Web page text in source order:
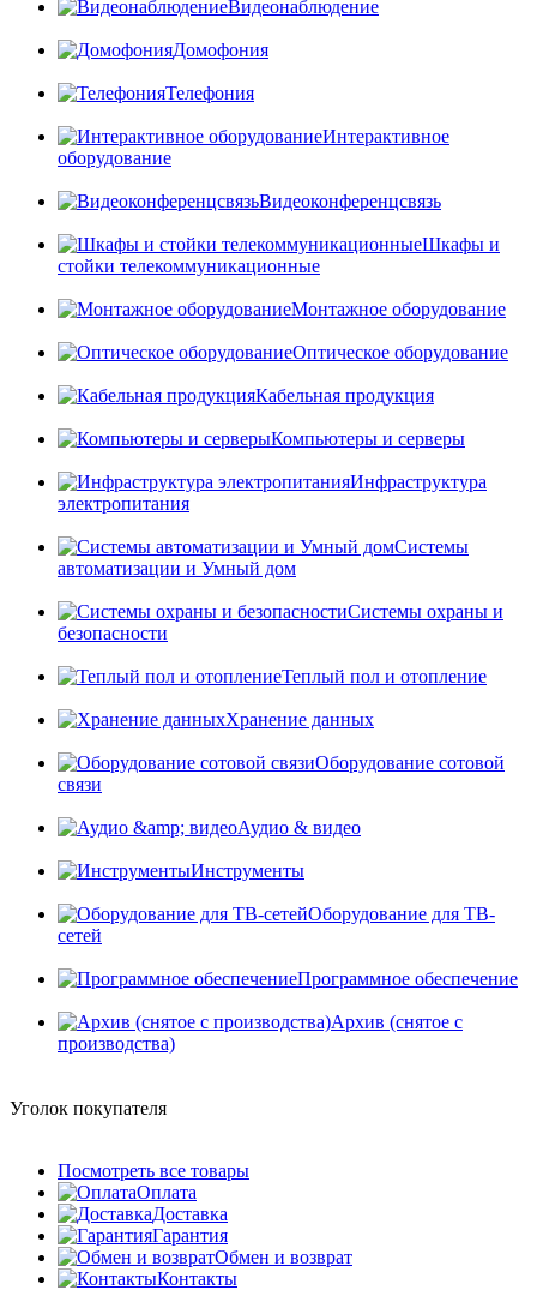
Видеонаблюдение
Домофония
Телефония
Интерактивное
оборудование
Видеоконференцсвязь
Шкафы и
стойки телекоммуникационные
Монтажное оборудование
Оптическое оборудование
Кабельная продукция
Компьютеры и серверы
Инфраструктура
электропитания
Системы
автоматизации и Умный дом
Системы охраны и
безопасности
Теплый пол и отопление
Хранение данных
Оборудование сотовой
связи
Аудио & видео
Инструменты
Оборудование для ТВ-
сетей
Программное обеспечение
Архив (снятое с
производства)
Уголок покупателя
Посмотреть все товары
Оплата
Доставка
Гарантия
Обмен и возврат
Контакты